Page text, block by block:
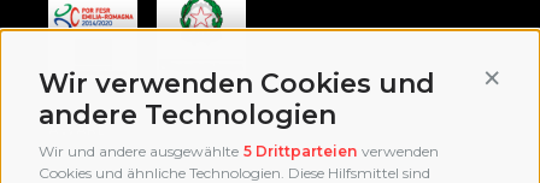
Wir verwenden Cookies und
andere Technologien
Wir und andere ausgewählte 5 Drittparteien verwenden
Cookies und ähnliche Technologien. Diese Hilfsmittel sind
AWARD